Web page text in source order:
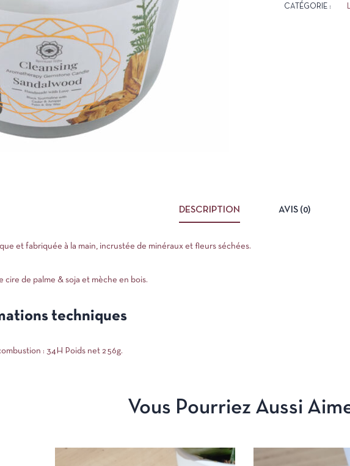
CATÉGORIE :
DESCRIPTION AVIS (0)
et fabriquée à la main, incrustée de minéraux et fleurs séchées.
cire de palme & soja et mèche en bois.
techniques
: 34H Poids net 256g.
Vous Pourriez Aussi